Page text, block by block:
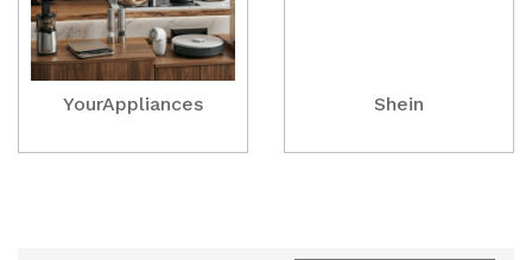
YourAppliances Shein